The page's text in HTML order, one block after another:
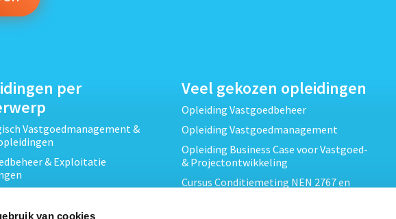
van cookies
per
Vastgoedmanagement &
& Exploitatie
&
Veel gekozen opleidingen
Opleiding Vastgoedbeheer
Opleiding Vastgoedmanagement
Opleiding Business Case voor Vastgoed-
& Projectontwikkeling
Cursus Conditiemeting NEN 2767 en